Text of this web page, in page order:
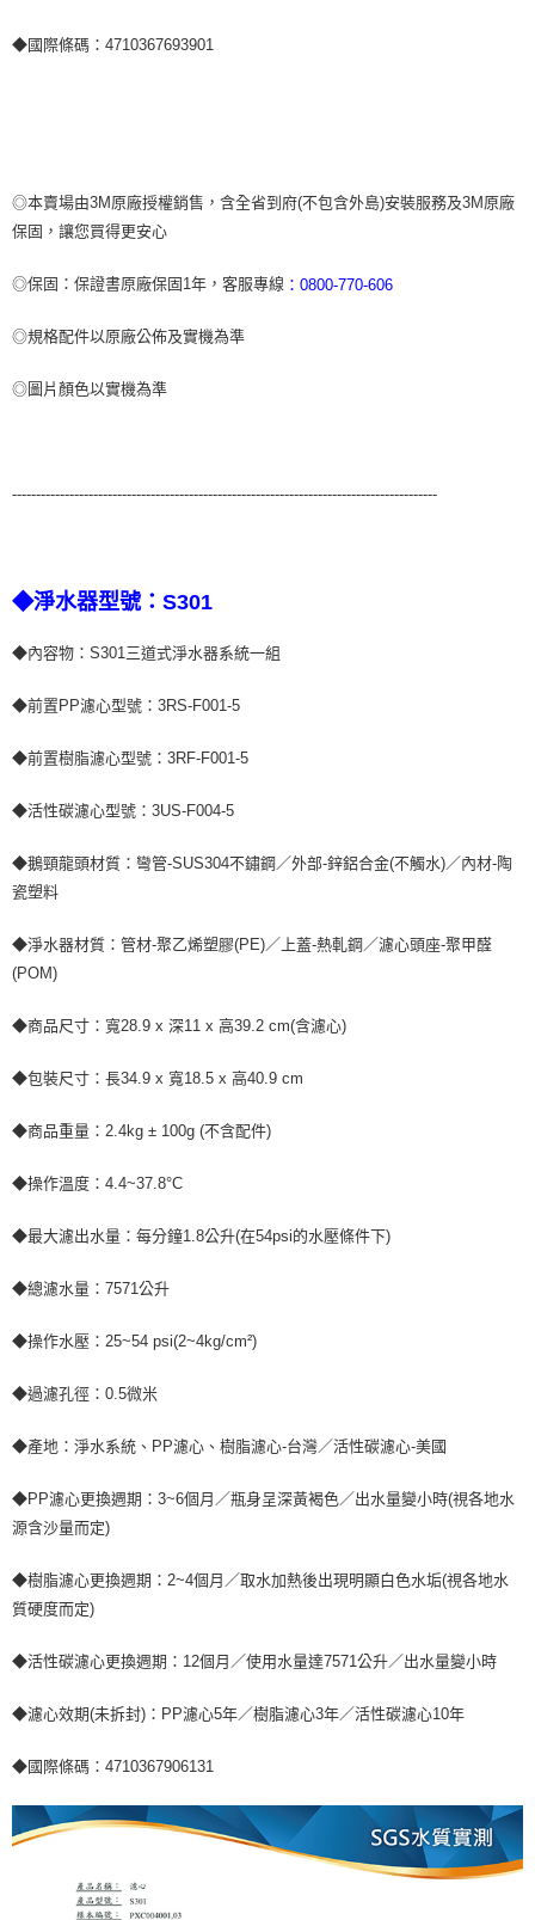
◆國際條碼：4710367693901
◎本賣場由3M原廠授權銷售，含全省到府(不包含外島)安裝服務及3M原廠
保固，讓您買得更安心
◎保固：保證書原廠保固1年，客服專線 ：0800-770-606
◎規格配件以原廠公佈及實機為準
◎圖片顏色以實機為準
-----------------------------------------------------------------------------------------
◆淨水器型號：S301
◆內容物：S301三道式淨水器系統一組
◆前置PP濾心型號：3RS-F001-5
◆前置樹脂濾心型號：3RF-F001-5
◆活性碳濾心型號：3US-F004-5
◆鵝頸龍頭材質：彎管-SUS304不鏽鋼／外部-鋅鋁合金(不觸水)／內材-陶
瓷塑料
◆淨水器材質：管材-聚乙烯塑膠(PE)／上蓋-熱軋鋼／濾心頭座-聚甲醛
(POM)
◆商品尺寸：寬28.9 x 深11 x 高39.2 cm(含濾心)
◆包裝尺寸：長34.9 x 寬18.5 x 高40.9 cm
◆商品重量：2.4kg ± 100g (不含配件)
◆操作溫度：4.4~37.8°C
◆最大濾出水量：每分鐘1.8公升(在54psi的水壓條件下)
◆總濾水量：7571公升
◆操作水壓：25~54 psi(2~4kg/cm²)
◆過濾孔徑：0.5微米
◆產地：淨水系統、PP濾心、樹脂濾心-台灣／活性碳濾心-美國
◆PP濾心更換週期：3~6個月／瓶身呈深黃褐色／出水量變小時(視各地水
源含沙量而定)
◆樹脂濾心更換週期：2~4個月／取水加熱後出現明顯白色水垢(視各地水
質硬度而定)
◆活性碳濾心更換週期：12個月／使用水量達7571公升／出水量變小時
◆濾心效期(未拆封)：PP濾心5年／樹脂濾心3年／活性碳濾心10年
◆國際條碼：4710367906131